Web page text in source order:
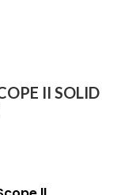
II SOLID